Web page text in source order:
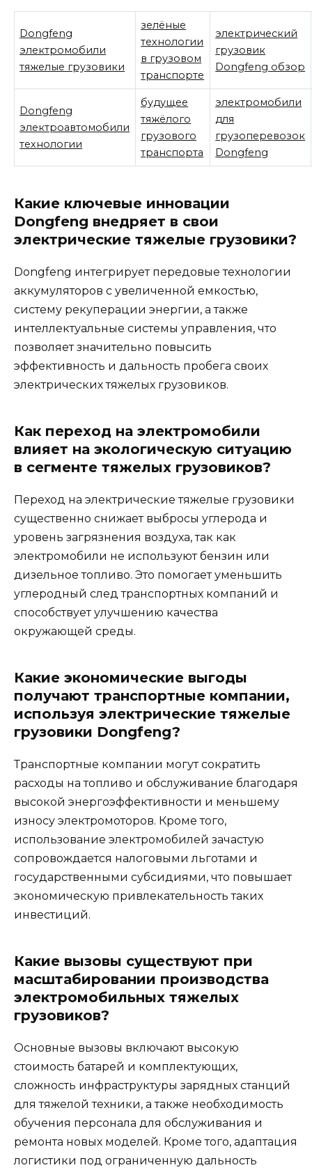
Dongfeng
электромобили
тяжелые грузовики
зелёные
технологии
в грузовом
транспорте
электрический
грузовик
Dongfeng обзор
Dongfeng
электроавтомобили
технологии
будущее
тяжёлого
грузового
транспорта
электромобили
для
грузоперевозок
Dongfeng
Какие ключевые инновации
Dongfeng внедряет в свои
электрические тяжелые грузовики?
Dongfeng интегрирует передовые технологии
аккумуляторов с увеличенной емкостью,
систему рекуперации энергии, а также
интеллектуальные системы управления, что
позволяет значительно повысить
эффективность и дальность пробега своих
электрических тяжелых грузовиков.
Как переход на электромобили
влияет на экологическую ситуацию
в сегменте тяжелых грузовиков?
Переход на электрические тяжелые грузовики
существенно снижает выбросы углерода и
уровень загрязнения воздуха, так как
электромобили не используют бензин или
дизельное топливо. Это помогает уменьшить
углеродный след транспортных компаний и
способствует улучшению качества
окружающей среды.
Какие экономические выгоды
получают транспортные компании,
используя электрические тяжелые
грузовики Dongfeng?
Транспортные компании могут сократить
расходы на топливо и обслуживание благодаря
высокой энергоэффективности и меньшему
износу электромоторов. Кроме того,
использование электромобилей зачастую
сопровождается налоговыми льготами и
государственными субсидиями, что повышает
экономическую привлекательность таких
инвестиций.
Какие вызовы существуют при
масштабировании производства
электромобильных тяжелых
грузовиков?
Основные вызовы включают высокую
стоимость батарей и комплектующих,
сложность инфраструктуры зарядных станций
для тяжелой техники, а также необходимость
обучения персонала для обслуживания и
ремонта новых моделей. Кроме того, адаптация
логистики под ограниченную дальность